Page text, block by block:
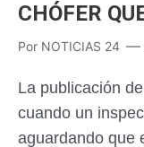
CHÓFER
Por NOTICIAS 24
La publicación
cuando un
aguardando que